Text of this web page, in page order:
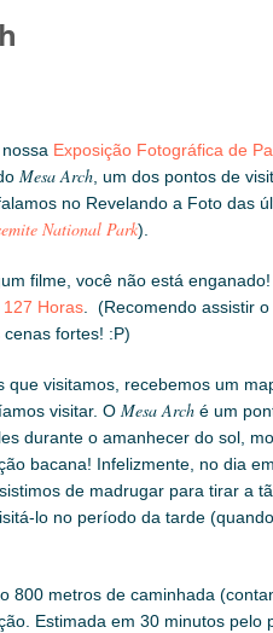
Exposição Fotográfica de
Mesa Arch , um dos pontos de
no Revelando a Foto das
National Park).
filme, você não está
127 Horas . (Recomendo assistir
fortes! :P)
visitamos, recebemos um
visitar. O Mesa Arch é um
durante o amanhecer do sol,
bacana! Infelizmente, no dia
de madrugar para tirar a
lo no período da tarde
800 metros de caminhada
Estimada em 30 minutos pelo